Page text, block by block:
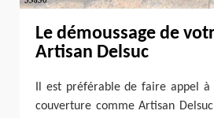
Le démoussage de
Artisan Delsuc
Il est préférable de faire appel à
couverture comme Artisan